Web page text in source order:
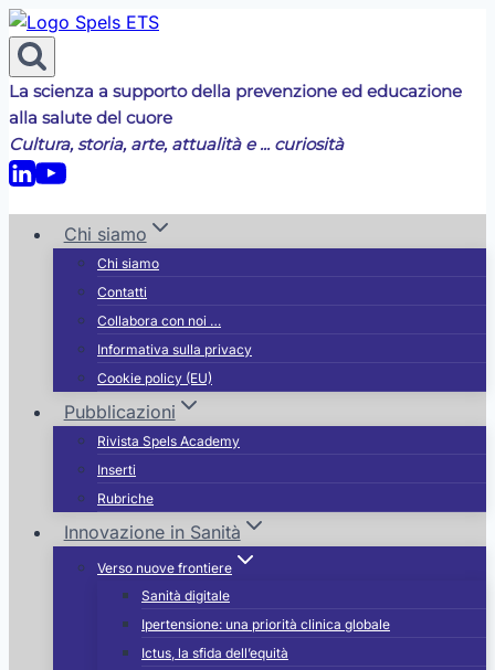
Salta
al
contenuto
La scienza a supporto della prevenzione ed educazione
alla salute del cuore
Cultura, storia, arte, attualità e ... curiosità
Chi siamo
Chi siamo
Contatti
Collabora con noi …
Informativa sulla privacy
Cookie policy (EU)
Pubblicazioni
Rivista Spels Academy
Inserti
Rubriche
Innovazione in Sanità
Verso nuove frontiere
Sanità digitale
Ipertensione: una priorità clinica globale
Ictus, la sfida dell’equità